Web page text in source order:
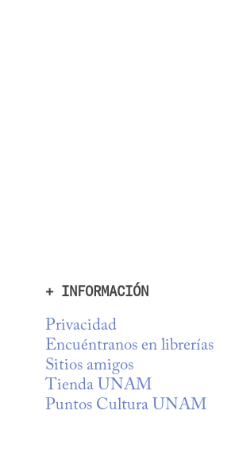
+ INFORMACIÓN
Privacidad
Encuéntranos en librerías
Sitios amigos
Tienda UNAM
Puntos Cultura UNAM